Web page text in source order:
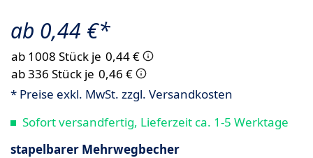
ab 0,44 €*
ab 336 Stück je 0,46 €
ab 1008 Stück je 0,44 €
* Preise exkl. MwSt. zzgl. Versandkosten
Sofort versandfertig, Lieferzeit ca. 1-5 Werktage
stapelbarer Mehrwegbecher